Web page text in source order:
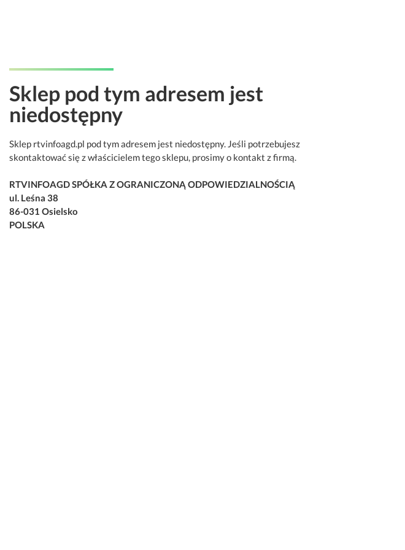
Sklep pod tym adresem jest
niedostępny
Sklep rtvinfoagd.pl pod tym adresem jest niedostępny. Jeśli potrzebujesz
skontaktować się z właścicielem tego sklepu, prosimy o kontakt z firmą.
RTVINFOAGD SPÓŁKA Z OGRANICZONĄ ODPOWIEDZIALNOŚCIĄ
ul. Leśna 38
86-031 Osielsko
POLSKA